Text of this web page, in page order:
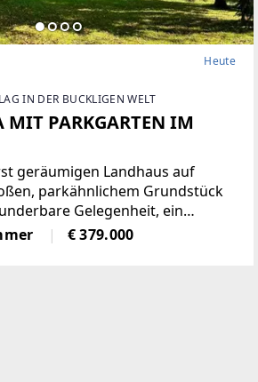
Heute
IN DER BUCKLIGEN WELT
MIT PARKGARTEN IM
geräumigen Landhaus auf
parkähnlichem Grundstück
Gelegenheit, ein
in der beliebten Gemeinde
1972 in Ziegelbauweise
€ 379.000